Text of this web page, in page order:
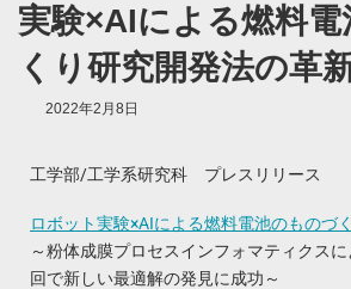
実験×AIによる燃料
くり研究開発法の革
2022年2月8日
工学部/工学系研究科 プレスリリース
ロボット実験×AIによる燃料電池のものづ
～粉体成膜プロセスインフォマティクス
回で新しい最適解の発見に成功～